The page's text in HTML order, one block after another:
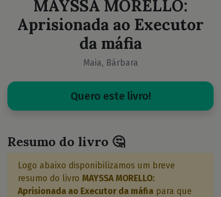
MAYSSA MORELLO:
Aprisionada ao Executor
da máfia
Maia, Bárbara
Quero este livro!
Resumo do livro 🤔
Logo abaixo disponibilizamos um breve
resumo do livro MAYSSA MORELLO:
Aprisionada ao Executor da máfia para que